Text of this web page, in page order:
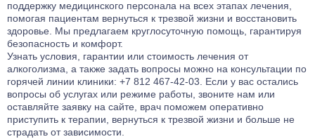
поддержку медицинского персонала на всех этапах лечения,
помогая пациентам вернуться к трезвой жизни и восстановить
здоровье. Мы предлагаем круглосуточную помощь, гарантируя
безопасность и комфорт.
Узнать условия, гарантии или стоимость лечения от
алкоголизма, а также задать вопросы можно на консультации по
горячей линии клиники: +7 812 467-42-03. Если у вас остались
вопросы об услугах или режиме работы, звоните нам или
оставляйте заявку на сайте, врач поможем оперативно
приступить к терапии, вернуться к трезвой жизни и больше не
страдать от зависимости.